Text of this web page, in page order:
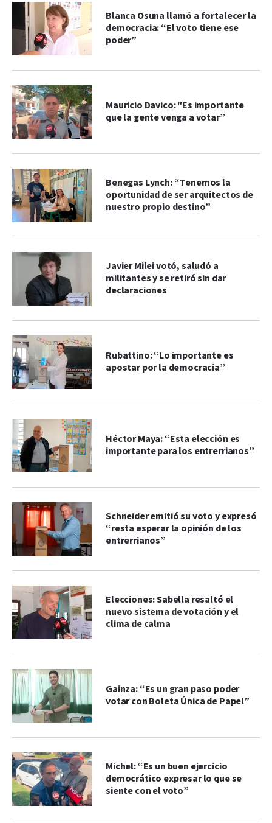
Blanca Osuna llamó a fortalecer la
democracia: “El voto tiene ese
poder”
Mauricio Davico: "Es importante
que la gente venga a votar”
Benegas Lynch: “Tenemos la
oportunidad de ser arquitectos de
nuestro propio destino”
Javier Milei votó, saludó a
militantes y se retiró sin dar
declaraciones
Rubattino: “Lo importante es
apostar por la democracia”
Héctor Maya: “Esta elección es
importante para los entrerrianos”
Schneider emitió su voto y expresó
“resta esperar la opinión de los
entrerrianos”
Elecciones: Sabella resaltó el
nuevo sistema de votación y el
clima de calma
Gainza: “Es un gran paso poder
votar con Boleta Única de Papel”
Michel: “Es un buen ejercicio
democrático expresar lo que se
siente con el voto”